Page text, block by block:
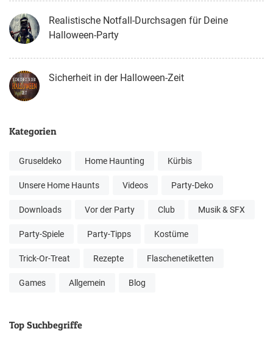
Realistische Notfall-Durchsagen für Deine
Halloween-Party
Sicherheit in der Halloween-Zeit
Kategorien
Gruseldeko Home Haunting Kürbis
Unsere Home Haunts Videos Party-Deko
Downloads Vor der Party Club Musik & SFX
Party-Spiele Party-Tipps Kostüme
Trick-Or-Treat Rezepte Flaschenetiketten
Games Allgemein Blog
Top Suchbegriffe